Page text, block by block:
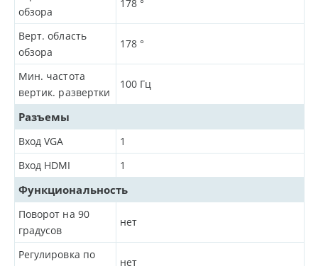
обзора
178 °
Верт. область
обзора
178 °
Мин. частота
вертик. развертки
100 Гц
Разъемы
Вход VGA
1
Вход HDMI
1
Функциональность
Поворот на 90
градусов
нет
Регулировка по
нет